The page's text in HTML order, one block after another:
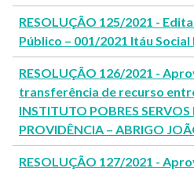
RESOLUÇÃO 125/2021 -
Público – 001/2021 Itáu Social
RESOLUÇÃO 126/2021 -
transferência de recurso
INSTITUTO POBRES
PROVIDÊNCIA – ABRIGO
RESOLUÇÃO 127/2021 -